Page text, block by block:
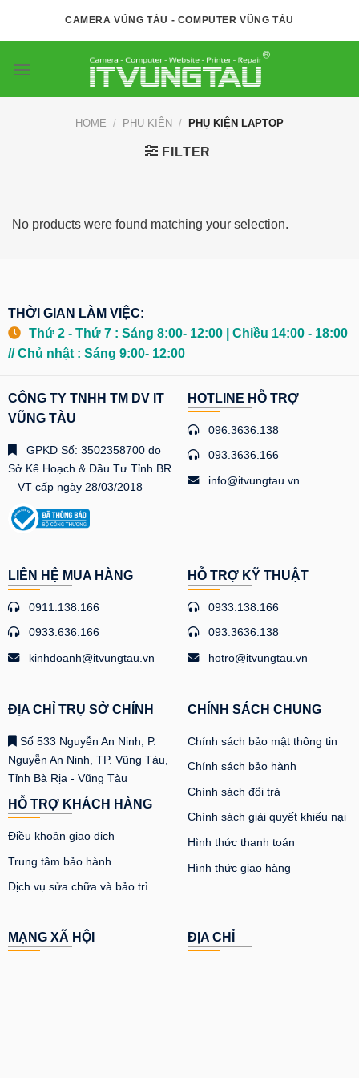
CAMERA VŨNG TÀU - COMPUTER VŨNG TÀU
HOME / PHỤ KIỆN / PHỤ KIỆN LAPTOP
FILTER
No products were found matching your selection.
THỜI GIAN LÀM VIỆC:
Thứ 2 - Thứ 7 : Sáng 8:00- 12:00 | Chiều 14:00 - 18:00
// Chủ nhật : Sáng 9:00- 12:00
CÔNG TY TNHH TM DV IT
VŨNG TÀU
GPKD Số: 3502358700 do
Sở Kế Hoạch & Đầu Tư Tỉnh BR
– VT cấp ngày 28/03/2018
HOTLINE HỖ TRỢ
096.3636.138
093.3636.166
info@itvungtau.vn
LIÊN HỆ MUA HÀNG
0911.138.166
0933.636.166
kinhdoanh@itvungtau.vn
HỖ TRỢ KỸ THUẬT
0933.138.166
093.3636.138
hotro@itvungtau.vn
ĐỊA CHỈ TRỤ SỞ CHÍNH
Số 533 Nguyễn An Ninh, P.
Nguyễn An Ninh, TP. Vũng Tàu,
Tỉnh Bà Rịa - Vũng Tàu
HỖ TRỢ KHÁCH HÀNG
Điều khoản giao dịch
Trung tâm bảo hành
Dịch vụ sửa chữa và bảo trì
CHÍNH SÁCH CHUNG
Chính sách bảo mật thông tin
Chính sách bảo hành
Chính sách đổi trả
Chính sách giải quyết khiếu nại
Hình thức thanh toán
Hình thức giao hàng
MẠNG XÃ HỘI ĐỊA CHỈ